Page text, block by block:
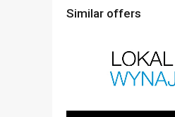
Similar offers